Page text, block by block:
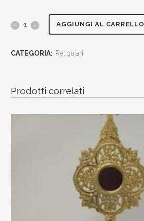
reliquiario
teca
da
AGGIUNGI AL CARRELLO
CATEGORIA: Reliquiari
Prodotti correlati